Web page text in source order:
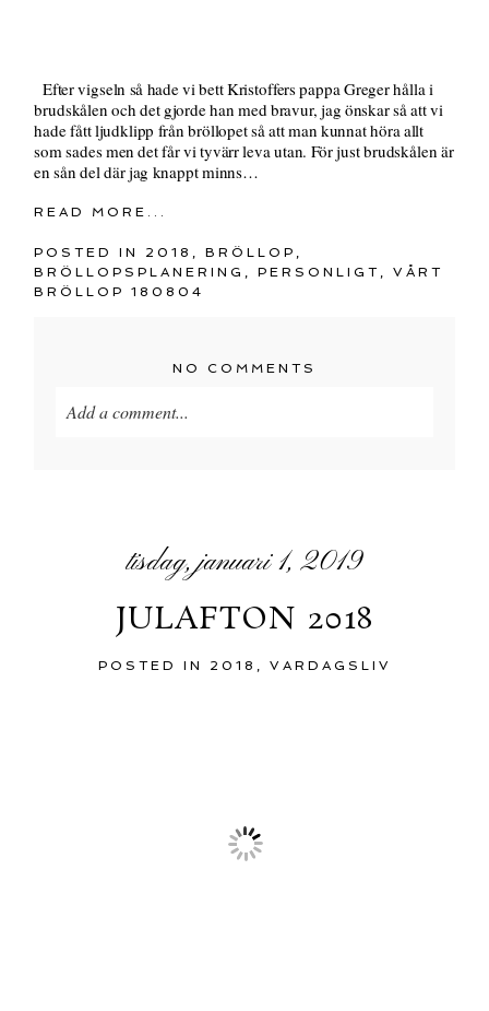
Efter vigseln så hade vi bett Kristoffers pappa Greger hålla i
brudskålen och det gjorde han med bravur, jag önskar så att vi
hade fått ljudklipp från bröllopet så att man kunnat höra allt
som sades men det får vi tyvärr leva utan. För just brudskålen är
en sån del där jag knappt minns…
READ MORE...
POSTED IN 2018 ,BRÖLLOP ,
BRÖLLOPSPLANERING ,PERSONLIGT ,VÅRT
BRÖLLOP 180804
NO COMMENTS
Add a comment...
tisdag, januari 1, 2019
JULAFTON 2018
POSTED IN 2018 , VARDAGSLIV